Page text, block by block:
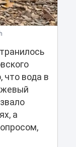
что вода в
а